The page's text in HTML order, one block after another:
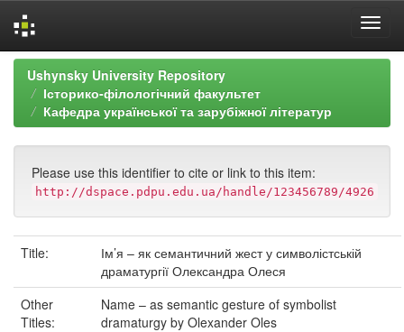
Skip
navigation
Ushynsky University Repository
Історико-філологічний факультет
Кафедра української та зарубіжної літератур
Please use this identifier to cite or link to this item:
http://dspace.pdpu.edu.ua/handle/123456789/4926
Title:
Ім’я – як семантичний жест у символістській
драматургії Олександра Олеся
Other
Titles:
Name – as semantic gesture of symbolist
dramaturgy by Olexander Oles